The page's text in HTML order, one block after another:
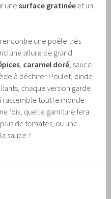
unesurface gratinée et un
une poêle très
une allure de grand
, caramel doré, sauce
à déchirer. Poulet, dinde
chaque version garde
rassemble tout le monde
fois, quelle garniture fera
de tomates, ou une
sauce ?